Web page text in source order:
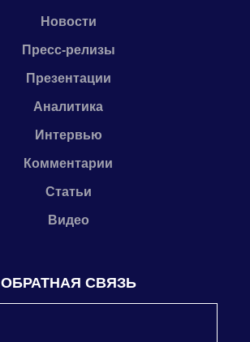
Новости
Пресс-релизы
Презентации
Аналитика
Интервью
Комментарии
Статьи
Видео
ОБРАТНАЯ СВЯЗЬ